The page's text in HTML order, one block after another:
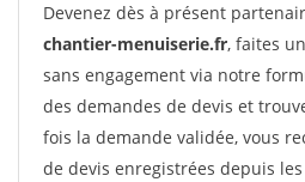
Devenez dès à présent
chantier-menuiserie.fr, faites
sans engagement via notre
des demandes de devis et
fois la demande validée, vous
de devis enregistrées depuis